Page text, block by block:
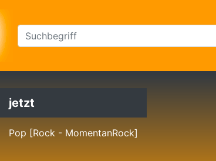
jetzt
Pop [Rock - MomentanRock]